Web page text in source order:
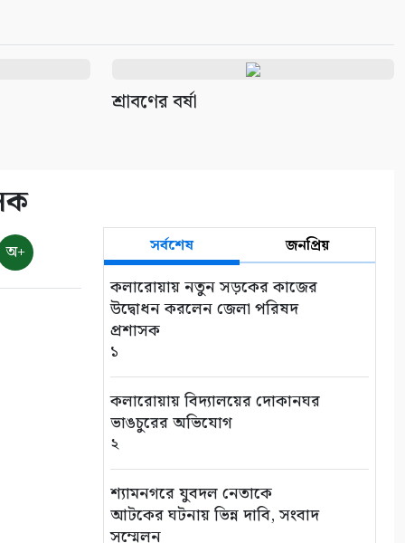
শ্রাবণের বর্ষা
অ+ সর্বশেষ জনপ্রিয়
কলারোয়ায় নতুন সড়কের কাজের
উদ্বোধন করলেন জেলা পরিষদ
প্রশাসক
১
কলারোয়ায় বিদ্যালয়ের দোকানঘর
ভাঙচুরের অভিযোগ
২
শ্যামনগরে যুবদল নেতাকে
আটকের ঘটনায় ভিন্ন দাবি, সংবাদ
সম্মেলন